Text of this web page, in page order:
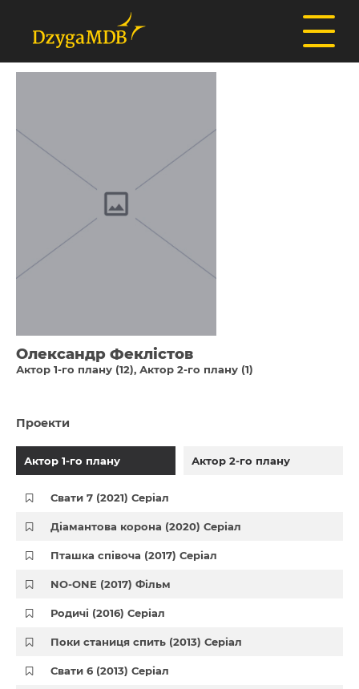
Олександр Феклістов
Актор 1-го плану (12) Актор 2-го плану (1)
Проекти
Актор 1-го плану Актор 2-го плану
Свати 7 (2021) Серіал
Діамантова корона (2020) Серіал
Пташка співоча (2017) Серіал
NO-ONE (2017) Фільм
Родичі (2016) Серіал
Поки станиця спить (2013) Серіал
Свати 6 (2013) Серіал